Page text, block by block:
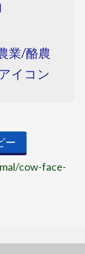
業/酪農
イコン
ー
cow-face-